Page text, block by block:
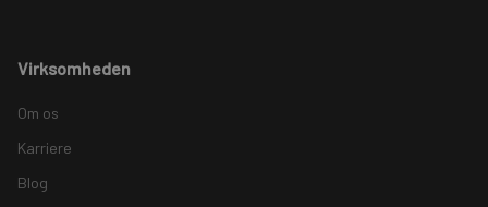
Virksomheden
Om os
Karriere
Blog